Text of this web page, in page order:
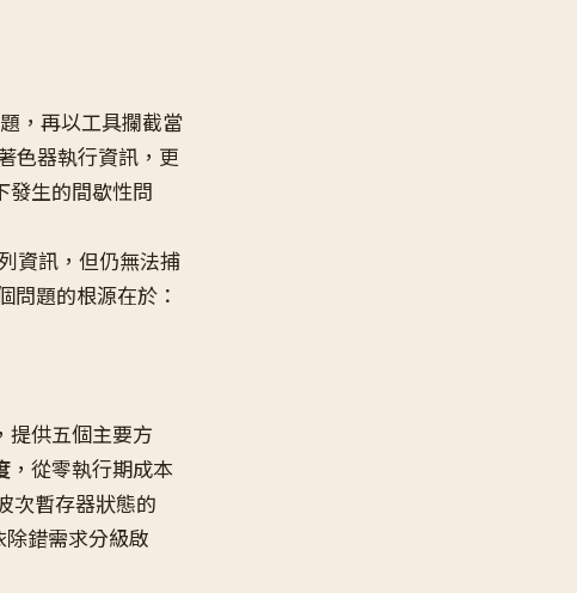
，再以工具攔截當
色器執行資訊，更
發生的間歇性問
資訊，但仍無法捕
問題的根源在於：
，提供五個主要方
，從零執行期成本
次暫存器狀態的
除錯需求分級啟